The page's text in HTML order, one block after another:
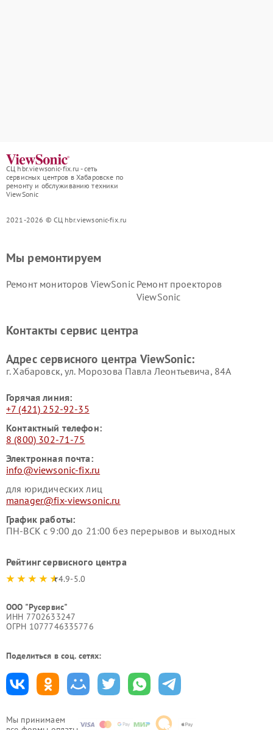
СЦ hbr.viewsonic-fix.ru - сеть
сервисных центров в Хабаровске по
ремонту и обслуживанию техники
ViewSonic
2021-2026 © СЦ hbr.viewsonic-fix.ru
Мы принимаем
Мы ремонтируем
Ремонт мониторов ViewSonic Ремонт проекторов
ViewSonic
Контакты сервис центра
Адрес сервисного центра ViewSonic:
г. Хабаровск, ул. Морозова Павла Леонтьевича, 84А
Горячая линия:
+7 (421) 252-92-35
Контактный телефон:
8 (800) 302-71-75
Электронная почта:
info@viewsonic-fix.ru
для юридических лиц
manager@fix-viewsonic.ru
График работы:
ПН-ВСК с 9:00 до 21:00 без перерывов и выходных
Рейтинг сервисного центра
4.9-5.0
ООО "Русервис"
ИНН 7702633247
ОГРН 1077746335776
Поделиться в соц. сетях: